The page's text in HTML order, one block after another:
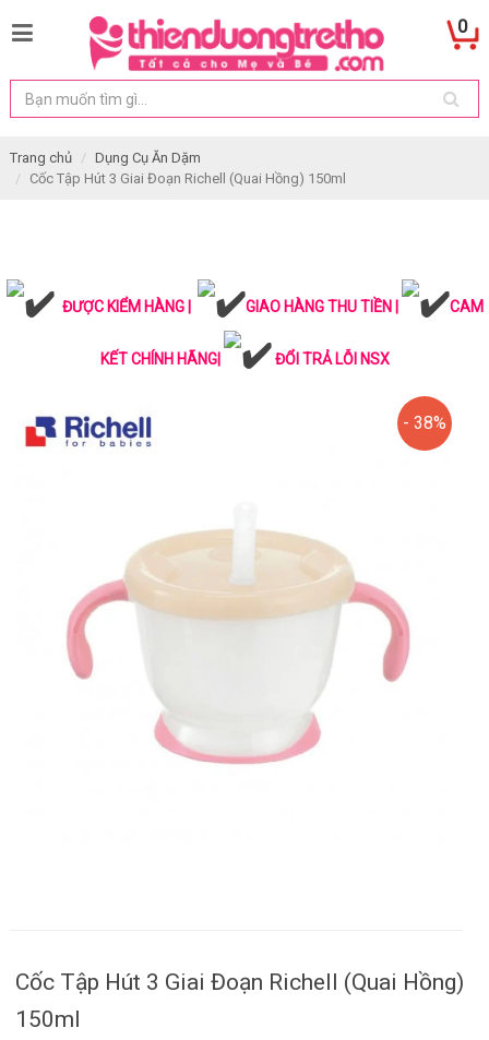
0
Trang chủ
Dụng Cụ Ăn Dặm
Cốc Tập Hút 3 Giai Đoạn Richell (Quai Hồng) 150ml
ĐƯỢC KIỂM HÀNG | GIAO HÀNG THU TIỀN | CAM
KẾT CHÍNH HÃNG| ĐỔI TRẢ LỖI NSX
- 38%
Cốc Tập Hút 3 Giai Đoạn Richell (Quai Hồng)
150ml